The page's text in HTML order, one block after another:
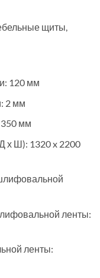
щиты,
120 мм
2 мм
350 мм
х Ш): 1320 x 2200
ленты:
ленты: